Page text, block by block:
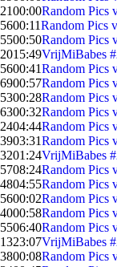
2100:00Random Pics
5600:11Random Pics
5500:50Random Pics
2015:49VrijMiBabes
5600:41Random Pics
6900:57Random Pics
5300:28Random Pics
6300:32Random Pics
2404:44Random Pics
3903:31Random Pics
3201:24VrijMiBabes
5708:24Random Pics
4804:55Random Pics
5600:02Random Pics
4000:58Random Pics
5506:40Random Pics
1323:07VrijMiBabes
3800:08Random Pics